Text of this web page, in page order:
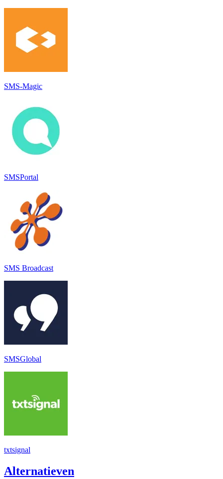
SMS-Magic
SMSPortal
SMS Broadcast
SMSGlobal
txtsignal
Alternatieven